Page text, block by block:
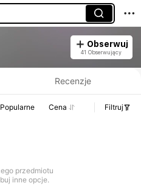
Obserwuj
41 Obserwujący
Recenzje
Cena Filtruj
przedmiotu
inne opcje.